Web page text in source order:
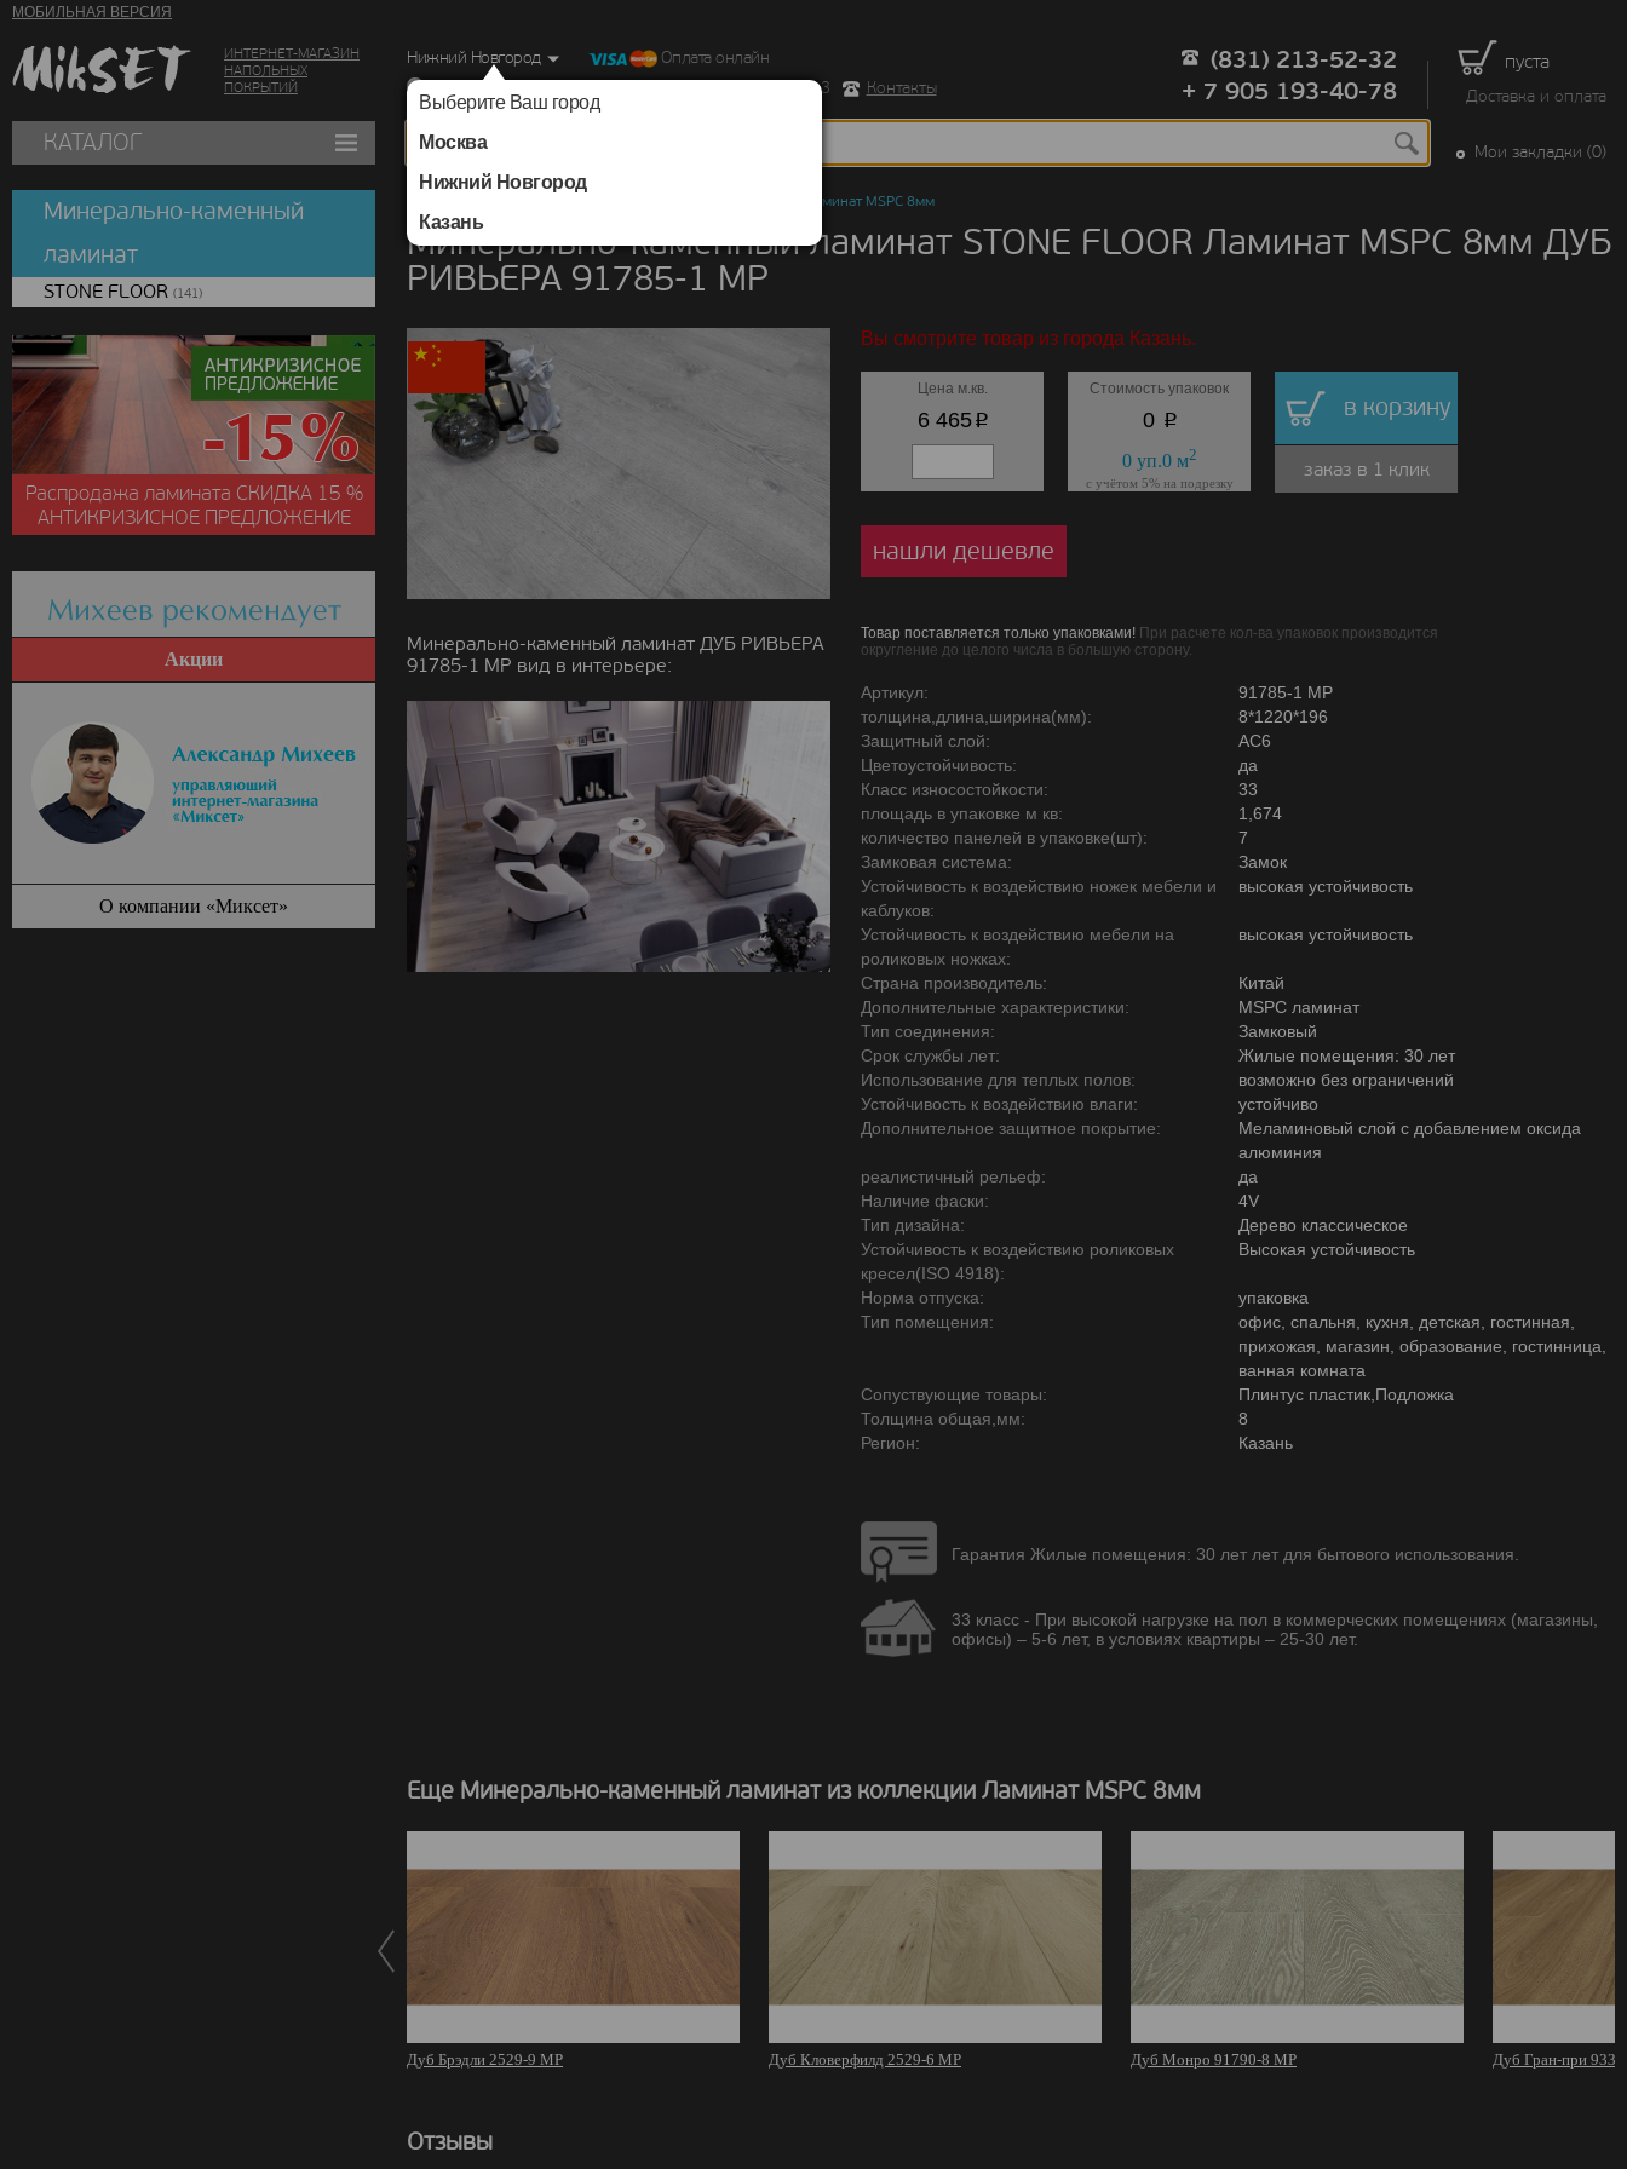
МОБИЛЬНАЯ ВЕРСИЯ
ИНТЕРНЕТ-МАГАЗИН
НАПОЛЬНЫХ
ПОКРЫТИЙ
пуста
Доставка и оплата
Нижний Новгород
Выберите Ваш город
Москва
Нижний Новгород
Казань
Оплата онлайн
г. Нижний Новгород, Ул. Республиканская д.43 корпус 3
Контакты
(831) 213-52-32
+ 7 905 193-40-78
КАТАЛОГ Мои закладки (0)
Ламинат MSPC 8мм
Минерально-каменный ламинат STONE FLOOR Ламинат MSPC 8мм ДУБ
РИВЬЕРА 91785-1 MP
Минерально-каменный ламинат ДУБ РИВЬЕРА
91785-1 MP вид в интерьере:
Вы смотрите товар из города Казань.
Цена м.кв.
6 465p
Стоимость упаковок
0 p
0уп.0м2
с учётом 5% на подрезку
в корзину
заказ в 1 клик
нашли дешевле
Товар поставляется только упаковками! При расчете кол-ва упаковок производится
округление до целого числа в большую сторону.
Артикул:
91785-1 MP
толщина,длина,ширина(мм):
8*1220*196
Защитный слой:
AC6
Цветоустойчивость:
да
Класс износостойкости:
33
площадь в упаковке м кв:
1,674
количество панелей в упаковке(шт):
7
Замковая система:
Замок
Устойчивость к воздействию ножек мебели и
каблуков:
высокая устойчивость
Устойчивость к воздействию мебели на
роликовых ножках:
высокая устойчивость
Страна производитель:
Китай
Дополнительные характеристики:
MSPC ламинат
Тип соединения:
Замковый
Срок службы лет:
Жилые помещения: 30 лет
Использование для теплых полов:
возможно без ограничений
Устойчивость к воздействию влаги:
устойчиво
Дополнительное защитное покрытие:
Меламиновый слой с добавлением оксида
алюминия
реалистичный рельеф:
да
Наличие фаски:
4V
Тип дизайна:
Дерево классическое
Устойчивость к воздействию роликовых
кресел(ISO 4918):
Высокая устойчивость
Норма отпуска:
упаковка
Тип помещения:
офис, спальня, кухня, детская, гостинная,
прихожая, магазин, образование, гостинница,
ванная комната
Сопуствующие товары:
Плинтус пластик,Подложка
Толщина общая,мм:
8
Регион:
Казань
Гарантия Жилые помещения: 30 лет лет для бытового использования.
33 класс - При высокой нагрузке на пол в коммерческих помещениях (магазины,
офисы) – 5-6 лет, в условиях квартиры – 25-30 лет.
Еще Минерально-каменный ламинат из коллекции Ламинат MSPC 8мм
Дуб Брэдли 2529-9 MР Дуб Кловерфилд 2529-6 MР Дуб Монро 91790-8 MР Дуб Гран-при
Отзывы
Минерально-каменный
ламинат
STONE FLOOR (141)
Распродажа ламината СКИДКА15 %
АНТИКРИЗИСНОЕ ПРЕДЛОЖЕНИЕ
Михеев рекомендует
Акции
О компании «Миксет»